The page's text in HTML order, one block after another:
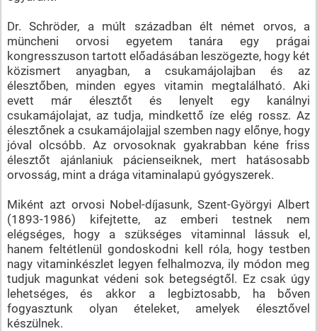
Dr. Schröder, a múlt században élt német orvos, a
müncheni orvosi egyetem tanára egy prágai
kongresszuson tartott előadásában leszögezte, hogy két
közismert anyagban, a csukamájolajban és az
élesztőben, minden egyes vitamin megtalálható. Aki
evett már élesztőt és lenyelt egy kanálnyi
csukamájolajat, az tudja, mindkettő íze elég rossz. Az
élesztőnek a csukamájolajjal szemben nagy előnye, hogy
jóval olcsóbb. Az orvosoknak gyakrabban kéne friss
élesztőt ajánlaniuk pácienseiknek, mert hatásosabb
orvosság, mint a drága vitaminalapú gyógyszerek.
Miként azt orvosi Nobel-díjasunk, Szent-Györgyi Albert
(1893-1986) kifejtette, az emberi testnek nem
elégséges, hogy a szükséges vitaminnal lássuk el,
hanem feltétlenül gondoskodni kell róla, hogy testben
nagy vitaminkészlet legyen felhalmozva, ily módon meg
tudjuk magunkat védeni sok betegségtől. Ez csak úgy
lehetséges, és akkor a legbiztosabb, ha bőven
fogyasztunk olyan ételeket, amelyek élesztővel
készülnek.